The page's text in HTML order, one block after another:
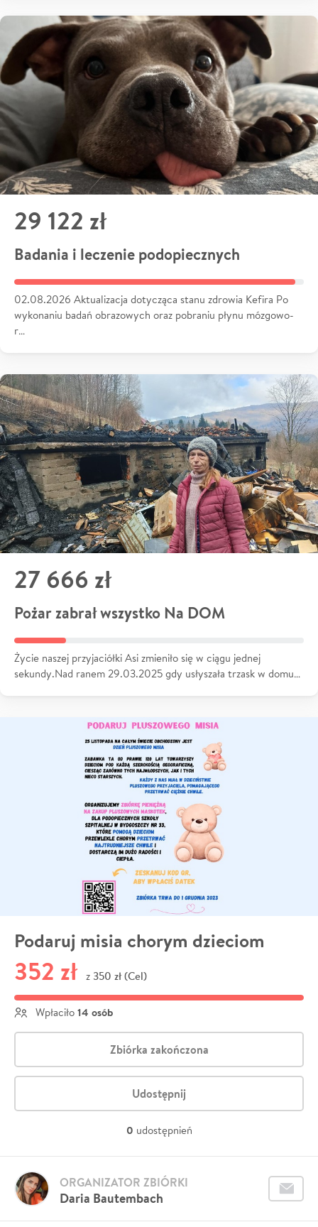
29 122 zł
Badania i leczenie podopiecznych
02.08.2026 Aktualizacja dotycząca stanu zdrowia Kefira Po
wykonaniu badań obrazowych oraz pobraniu płynu mózgowo-
r…
27 666 zł
Pożar zabrał wszystko Na DOM
Życie naszej przyjaciółki Asi zmieniło się w ciągu jednej
sekundy.Nad ranem 29.03.2025 gdy usłyszała trzask w domu…
Podaruj misia chorym dzieciom
352 zł z 350 zł (Cel)
Wpłaciło 14 osób
Zbiórka zakończona
Udostępnij
0 udostępnień
Daria Bautembach
ORGANIZATOR ZBIÓRKI